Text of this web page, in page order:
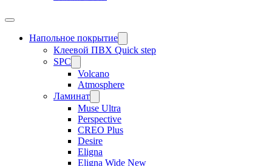
Напольное покрытие
Клеевой ПВХ Quick step
SPC
Volcano
Atmosphere
Ламинат
Muse Ultra
Perspective
CREO Plus
Desire
Eligna
Eligna Wide New